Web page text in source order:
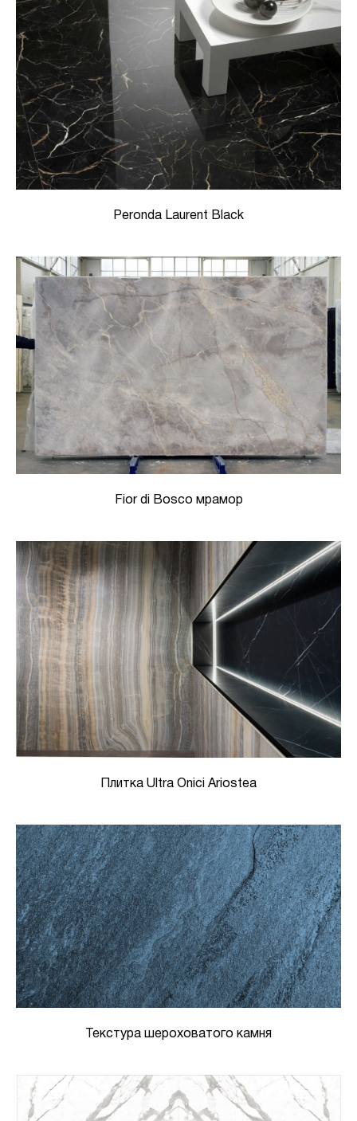
Peronda Laurent Black
Fior di Bosco мрамор
Плитка Ultra Onici Ariostea
Текстура шероховатого камня